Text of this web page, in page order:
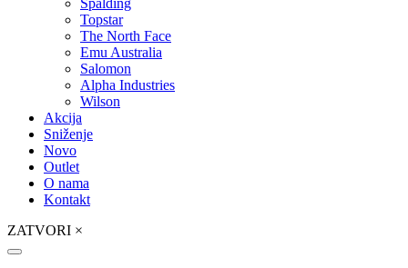
Topstar
The North Face
Emu Australia
Salomon
Alpha Industries
Wilson
Akcija
Sniženje
Novo
Outlet
O nama
Kontakt
ZATVORI ×